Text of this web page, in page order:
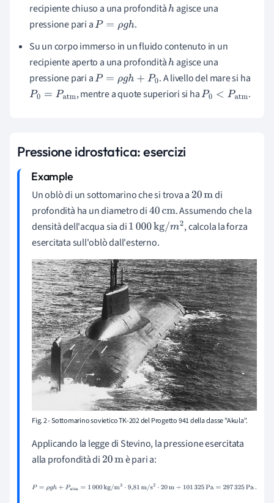
recipiente chiuso a una profonditàh agisce una
pressione pari aP= ρg h
.
Su un corpo immerso in un fluido contenuto in un
recipiente aperto a una profonditàh agisce una
pressione pari aP= ρg h+P0
. A livello del mare si ha
P0= Patm , mentre a quote superiori si haP0< Patm .
Pressione idrostatica:esercizi
Un oblò di un sottomarino che si trova a 20m di
profondità ha un diametro di40cm . Assumendo che la
densità dell'acqua sia di1000kg/m2
, calcola la forza
esercitata sull'oblò dall'esterno.
Fig. 2 - Sottomarino sovietico TK-202 del Progetto 941 della classe "Akula".
Applicando la legge di Stevino, la pressione esercitata
alla profondità di 20m è pari a:
P=ρgh+Patm=1000kg/m3⋅9,81m/s2⋅20m+101325Pa=297